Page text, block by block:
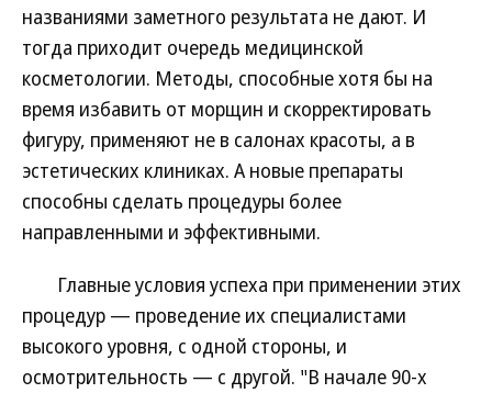
названиями заметного результата не дают. И
тогда приходит очередь медицинской
косметологии. Методы, способные хотя бы на
время избавить от морщин и скорректировать
фигуру, применяют не в салонах красоты, а в
эстетических клиниках. А новые препараты
способны сделать процедуры более
направленными и эффективными.
Главные условия успеха при применении этих
процедур — проведение их специалистами
высокого уровня, с одной стороны, и
осмотрительность — с другой. "В начале 90-х